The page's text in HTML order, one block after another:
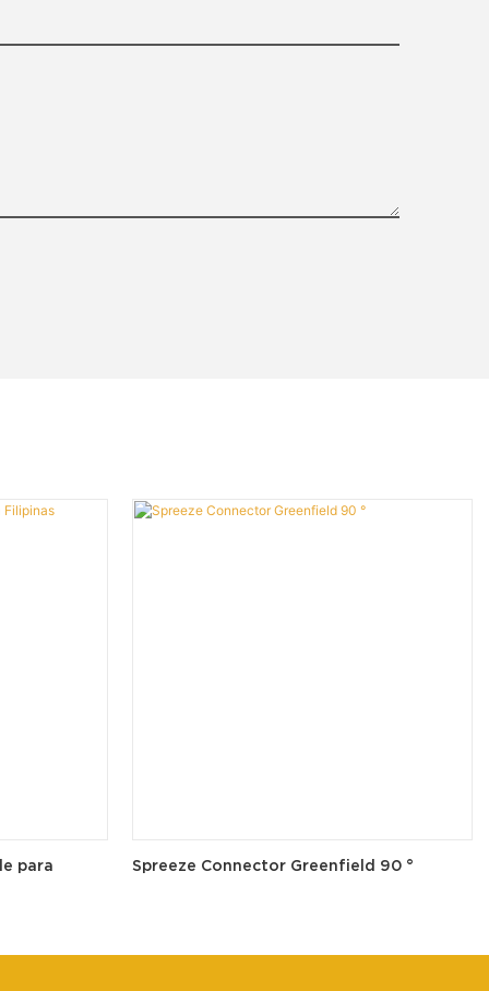
para
Spreeze Connector Greenfield 90 °